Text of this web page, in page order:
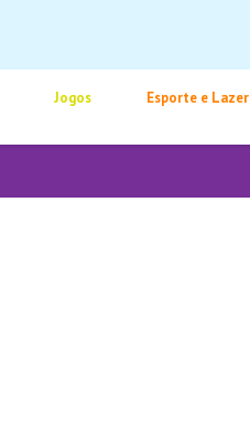
Jogos Esporte e Lazer